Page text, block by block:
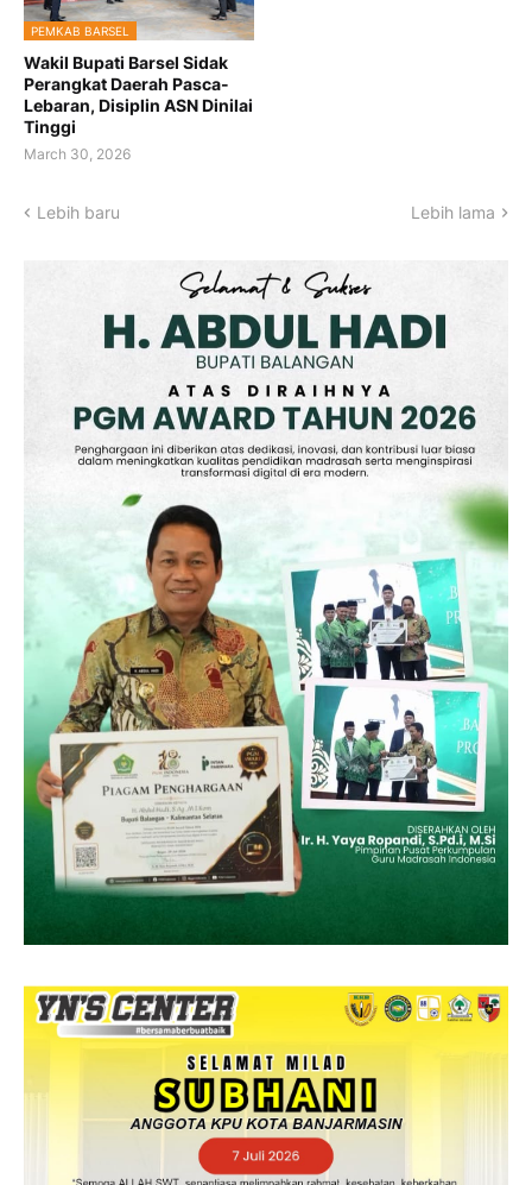
PEMKAB BARSEL
Wakil Bupati Barsel Sidak
Perangkat Daerah Pasca-
Lebaran, Disiplin ASN Dinilai
Tinggi
March 30, 2026
Lebih baru Lebih lama